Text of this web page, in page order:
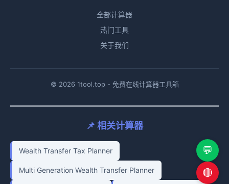
💬
🔴
全部计算器
热门工具
关于我们
© 2026 1tool.top - 免费在线计算器工具箱
📌 相关计算器
Wealth Transfer Tax Planner
Multi Generation Wealth Transfer Planner